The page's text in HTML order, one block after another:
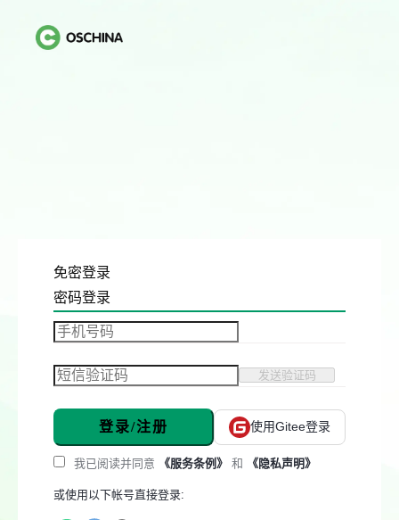
免密登录
密码登录
发送验证码
登录/注册 使用Gitee登录
我已阅读并同意 《服务条例》 和 《隐私声明》
或使用以下帐号直接登录: